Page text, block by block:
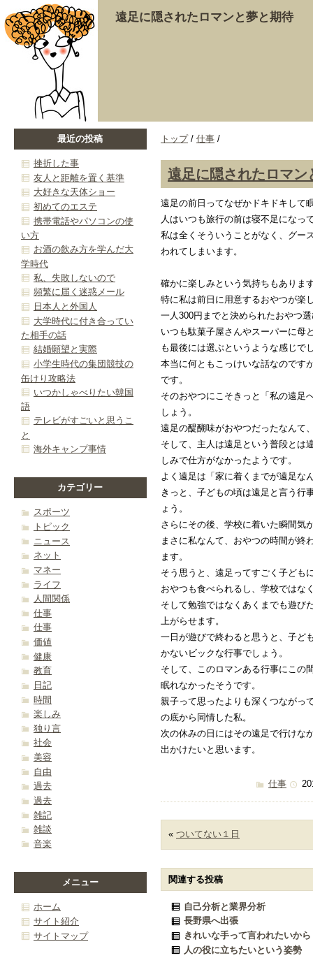
遠足に隠されたロマンと夢と期待
トップ/ 仕事 /
遠足に隠されたロマン
遠足の前日ってなぜかドキドキして
人はいつも旅行の前は寝不足になっ
私は全くそういうことがなく、グー
われてしまいます。
確かに楽しみという気持ちもありま
特に私は前日に用意するおやつが楽
一人300円までと決められたおやつ
いつも駄菓子屋さんやスーパーに母
も最後には選ぶというような感じで
本当に何ともこっけいな話なのです
です。
そのおやつにこそきっと「私の遠足
しょう。
遠足の醍醐味がおやつだったなんて
そして、主人は遠足という普段とは
しみで仕方がなかったようです。
よく遠足は「家に着くまでが遠足な
きっと、子どもの頃は遠足と言う行
ょう。
さらにその後、学校に着いた瞬間気
まさに私なんて、おやつの時間が終
ます。
そう思うと、遠足ってすごく子ども
おやつも食べられるし、学校ではな
そして勉強ではなくあくまでも遊び
上がらせます。
一日が遊びで終わると思うと、子ど
かないビックな行事でしょう。
そして、このロマンある行事にこの
眠れなかったそうです。
親子って思ったよりも深くつなが
の底から同情した私。
次の休みの日にはその遠足で行けな
出かけたいと思います。
仕事
« ついてない１日
関連する投稿
自己分析と業界分析
長野県へ出張
きれいな手って言われたいから
人の役に立ちたいという姿勢
最近の投稿
挫折した事
友人と距離を置く基準
大好きな天体ショー
初めてのエステ
携帯電話やパソコンの使
い方
お酒の飲み方を学んだ大
学時代
私、失敗しないので
頻繁に届く迷惑メール
日本人と外国人
大学時代に付き合ってい
た相手の話
結婚願望と実際
小学生時代の集団競技の
缶けり攻略法
いつかしゃべりたい韓国
語
テレビがすごいと思うこ
と
海外キャンプ事情
カテゴリー
スポーツ
トピック
ニュース
ネット
マネー
ライフ
人間関係
仕事
仕事
価値
健康
教育
日記
時間
楽しみ
独り言
社会
美容
自由
過去
過去
雑記
雑談
音楽
メニュー
ホーム
サイト紹介
サイトマップ